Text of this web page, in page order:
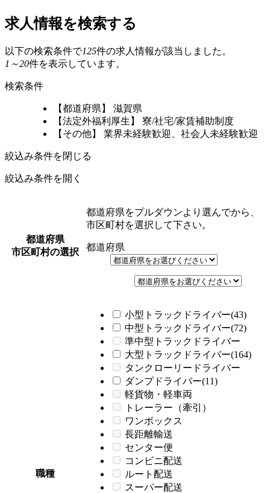
求人情報を検索する
以下の検索条件で125件の求人情報が該当しました。
1～20件を表示しています。
検索条件
【都道府県】 滋賀県
【法定外福利厚生】 寮/社宅/家賃補助制度
【その他】 業界未経験歓迎、社会人未経験歓迎
絞込み条件を閉じる
絞込み条件を開く
都道府県
市区町村の選択
都道府県をプルダウンより選んでから、
市区町村を選択して下さい。
都道府県
職種
小型トラックドライバー(43)
中型トラックドライバー(72)
準中型トラックドライバー
大型トラックドライバー(164)
タンクローリードライバー
ダンプドライバー(11)
軽貨物・軽車両
トレーラー（牽引）
ワンボックス
長距離輸送
センター便
コンビニ配送
ルート配送
スーパー配送